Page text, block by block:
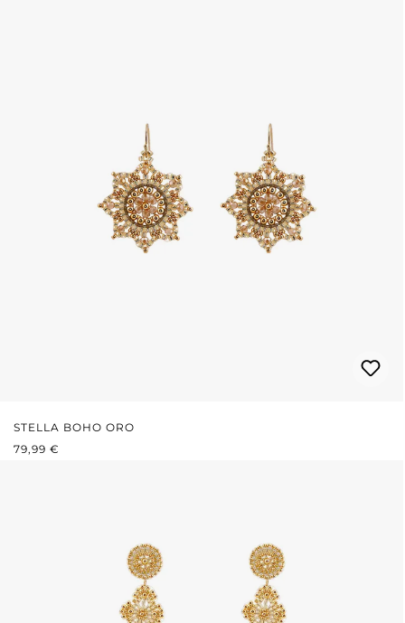
STELLA BOHO ORO
PREZZO NORMALE:
79,99 €